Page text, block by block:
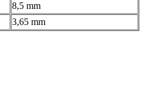
8,5 mm
3,65 mm